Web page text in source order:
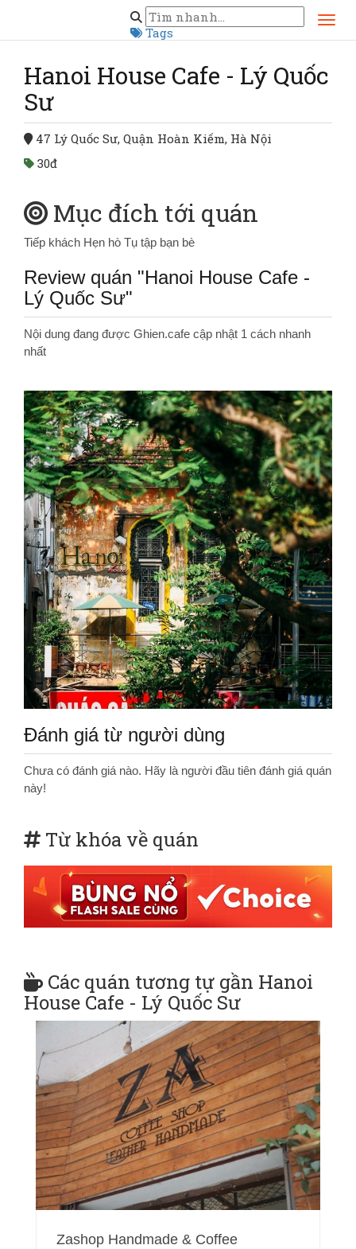
Tags
Hà Nội
Hanoi House Cafe - Lý Quốc Sư
Hanoi House Cafe - Lý Quốc
Sư
47 Lý Quốc Sư, Quận Hoàn Kiếm, Hà Nội
30đ
Mục đích tới quán
Tiếp khách Hẹn hò Tụ tập bạn bè
Review quán "Hanoi House Cafe -
Lý Quốc Sư"
Nội dung đang được Ghien.cafe cập nhật 1 cách nhanh
nhất
Đánh giá từ người dùng
Chưa có đánh giá nào. Hãy là người đầu tiên đánh giá quán
này!
Từ khóa về quán
Các quán tương tự gần Hanoi
House Cafe - Lý Quốc Sư
Zashop Handmade & Coffee